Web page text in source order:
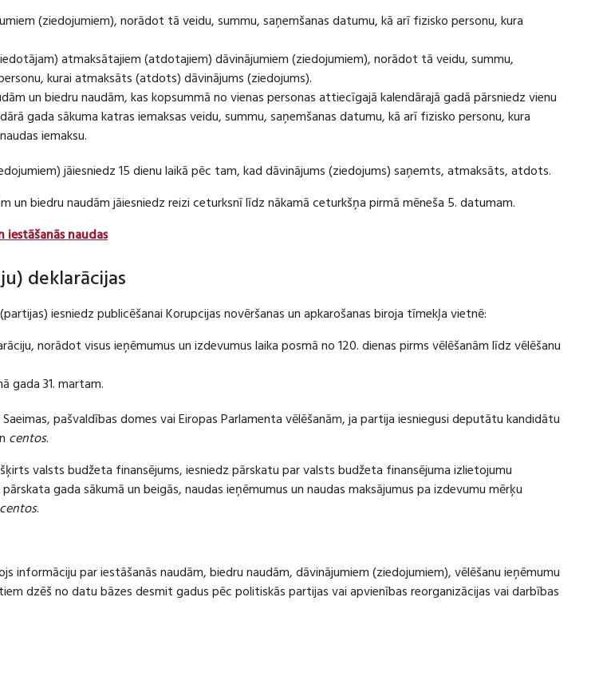
(ziedojumiem), norādot tā veidu, summu, saņemšanas datumu, kā arī fizisko personu, kura
atmaksātajiem (atdotajiem) dāvinājumiem (ziedojumiem), norādot tā veidu, summu,
kurai atmaksāts (atdots) dāvinājums (ziedojums).
un biedru naudām, kas kopsummā no vienas personas attiecīgajā kalendārajā gadā pārsniedz vienu
gada sākuma katras iemaksas veidu, summu, saņemšanas datumu, kā arī fizisko personu, kura
iemaksu.
jāiesniedz 15 dienu laikā pēc tam, kad dāvinājums (ziedojums) saņemts, atmaksāts, atdots.
un biedru naudām jāiesniedz reizi ceturksnī līdz nākamā ceturkšņa pirmā mēneša 5. datumam.
naudas
deklarācijas
iesniedz publicēšanai Korupcijas novēršanas un apkarošanas biroja tīmekļa vietnē:
norādot visus ieņēmumus un izdevumus laika posmā no 120. dienas pirms vēlēšanām līdz vēlēšanu
gada 31. martam.
pašvaldības domes vai Eiropas Parlamenta vēlēšanām, ja partija iesniegusi deputātu kandidātu
centos.
valsts budžeta finansējums, iesniedz pārskatu par valsts budžeta finansējuma izlietojumu
gada sākumā un beigās, naudas ieņēmumus un naudas maksājumus pa izdevumu mērķu
centos.
informāciju par iestāšanās naudām, biedru naudām, dāvinājumiem (ziedojumiem), vēlēšanu ieņēmumu
dzēš no datu bāzes desmit gadus pēc politiskās partijas vai apvienības reorganizācijas vai darbības